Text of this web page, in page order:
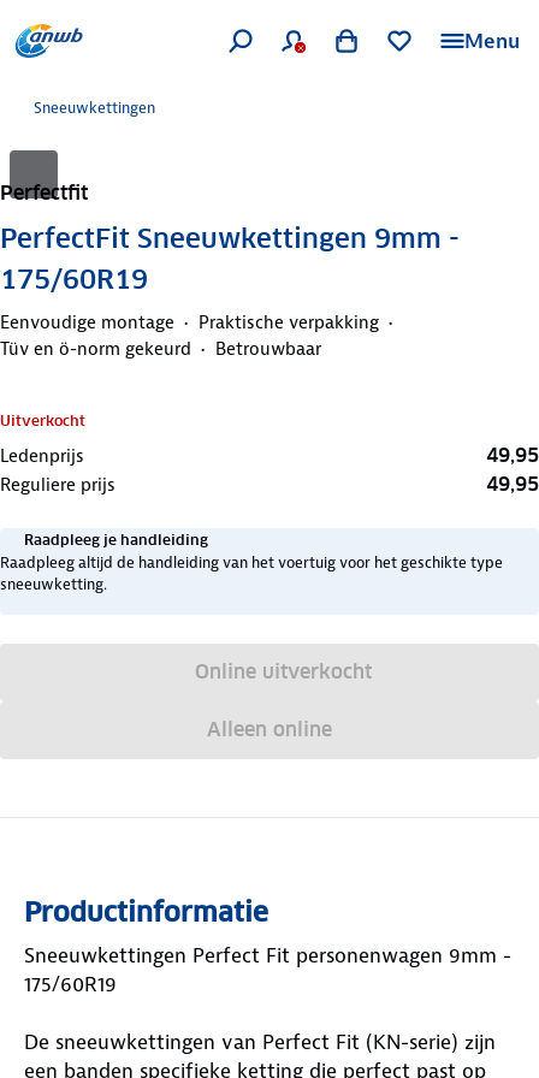
Menu
Sneeuwkettingen
Perfectfit
PerfectFit Sneeuwkettingen 9mm -
175/60R19
Eenvoudige montage
Praktische verpakking
Tüv en ö-norm gekeurd
Betrouwbaar
Uitverkocht
Ledenprijs 49,95
Reguliere prijs 49,95
Raadpleeg je handleiding
Raadpleeg altijd de handleiding van het voertuig voor het geschikte type
sneeuwketting.
Online uitverkocht
Alleen online
Productinformatie
Sneeuwkettingen Perfect Fit personenwagen 9mm -
175/60R19
De sneeuwkettingen van Perfect Fit (KN-serie) zijn
een banden specifieke ketting die perfect past op